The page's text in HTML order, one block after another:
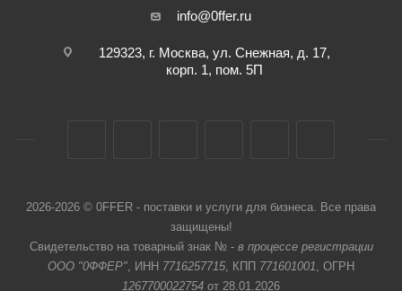
info@0ffer.ru
129323, г. Москва, ул. Снежная, д. 17,
корп. 1, пом. 5П
2026-2026 © 0FFER - поставки и услуги для бизнеса. Все права
защищены!
Свидетельство на товарный знак № - в процессе регистрации
ООО "0ФФЕР", ИНН 7716257715, КПП 771601001, ОГРН
1267700022754 от 28.01.2026